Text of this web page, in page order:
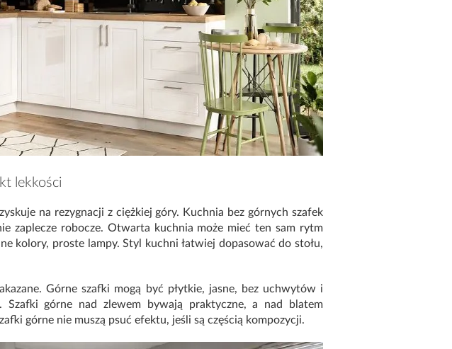
lekkości
na rezygnacji z ciężkiej góry. Kuchnia bez górnych szafek
zaplecze robocze. Otwarta kuchnia może mieć ten sam rytm
kolory, proste lampy. Styl kuchni łatwiej dopasować do stołu,
Górne szafki mogą być płytkie, jasne, bez uchwytów i
Szafki górne nad zlewem bywają praktyczne, a nad blatem
górne nie muszą psuć efektu, jeśli są częścią kompozycji.